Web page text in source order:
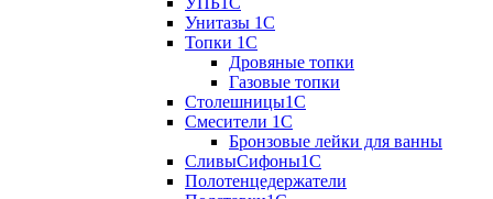
Унитазы 1С
Топки 1С
Дровяные топки
Газовые топки
Столешницы1С
Смесители 1С
Бронзовые лейки для ванны
СливыСифоны1С
Полотенцедержатели